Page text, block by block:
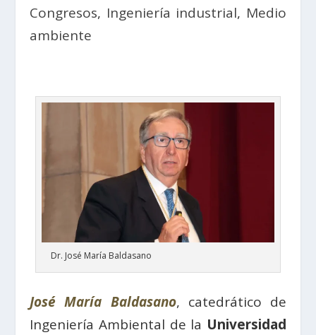
Congresos, Ingeniería industrial, Medio
ambiente
Dr. José María Baldasano
José María Baldasano, catedrático de
Ingeniería Ambiental de la Universidad